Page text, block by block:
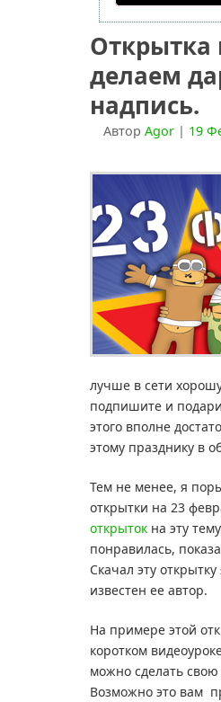
Открытка
делаем
надпись.
Автор Agor | 19
лучше в сети
подпишите и
этого вполне
этому празднику в
Тем не менее, я
открытки на 23
открытокна эту
понравилась,
Скачал эту
известен ее автор.
На примере этой
коротком
можно сделать
Возможно это вам